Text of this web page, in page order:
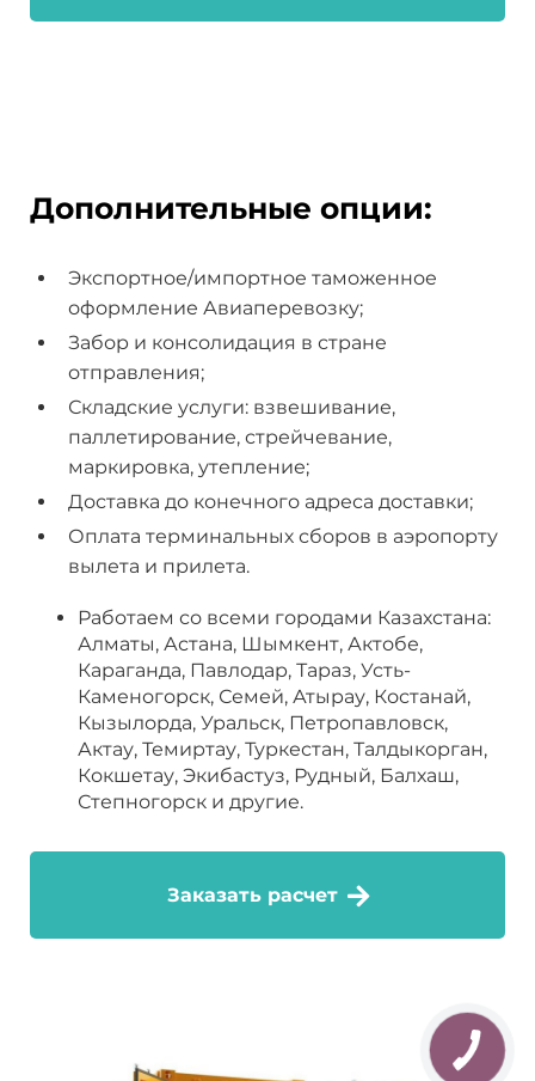
Дополнительные опции:
Экспортное/импортное таможенное
оформление Авиаперевозку;
Забор и консолидация в стране
отправления;
Складские услуги: взвешивание,
паллетирование, стрейчевание,
маркировка, утепление;
Доставка до конечного адреса доставки;
Оплата терминальных сборов в аэропорту
вылета и прилета.
Работаем со всеми городами Казахстана:
Алматы, Астана, Шымкент, Актобе,
Караганда, Павлодар, Тараз, Усть-
Каменогорск, Семей, Атырау, Костанай,
Кызылорда, Уральск, Петропавловск,
Актау, Темиртау, Туркестан, Талдыкорган,
Кокшетау, Экибастуз, Рудный, Балхаш,
Степногорск и другие.
Заказать расчет
КНОПКА
СВЯЗИ